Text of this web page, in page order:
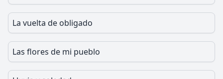
La vuelta de obligado
Las flores de mi pueblo